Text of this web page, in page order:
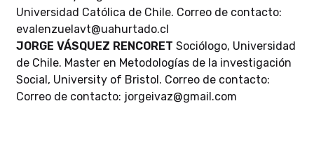
Universidad Católica de Chile. Correo de contacto:
evalenzuelavt@uahurtado.cl
JORGE VÁSQUEZ RENCORET Sociólogo, Universidad
de Chile. Master en Metodologías de la investigación
Social, University of Bristol. Correo de contacto:
Correo de contacto: jorgeivaz@gmail.com